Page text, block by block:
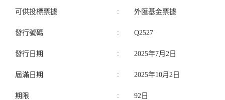
可供投標票據 : 外匯基金票據
發行號碼 : Q2527
發行日期 : 2025年7月2日
屆滿日期 : 2025年10月2日
期限 : 92日